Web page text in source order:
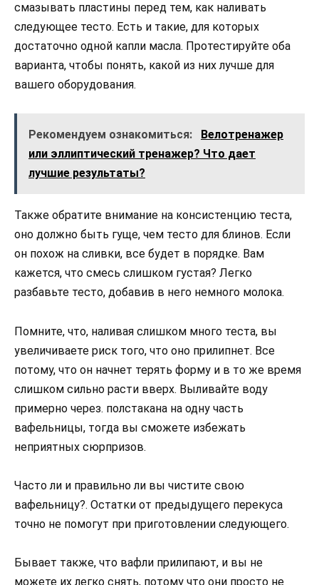
смазывать пластины перед тем, как наливать
следующее тесто. Есть и такие, для которых
достаточно одной капли масла. Протестируйте оба
варианта, чтобы понять, какой из них лучше для
вашего оборудования.
Рекомендуем ознакомиться:
Велотренажер
или эллиптический тренажер? Что дает
лучшие результаты?
Также обратите внимание на консистенцию теста,
оно должно быть гуще, чем тесто для блинов. Если
он похож на сливки, все будет в порядке. Вам
кажется, что смесь слишком густая? Легко
разбавьте тесто, добавив в него немного молока.
Помните, что, наливая слишком много теста, вы
увеличиваете риск того, что оно прилипнет. Все
потому, что он начнет терять форму и в то же время
слишком сильно расти вверх. Выливайте воду
примерно через. полстакана на одну часть
вафельницы, тогда вы сможете избежать
неприятных сюрпризов.
Часто ли и правильно ли вы чистите свою
вафельницу?. Остатки от предыдущего перекуса
точно не помогут при приготовлении следующего.
Бывает также, что вафли прилипают, и вы не
можете их легко снять, потому что они просто не